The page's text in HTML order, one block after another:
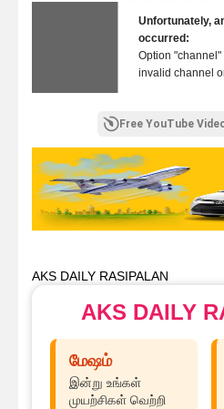
Unfortunately,
occurred:
Option "channel"
invalid channel
Free YouTube
AKS DAILY RASIPALAN
AKS DAILY
மேஷம்
இன்று உங்கள்
முயற்சிகள் வெற்றி